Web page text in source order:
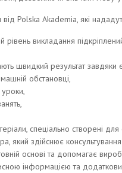
від Polska Akademia, які
рівень викладання
швидкий результат завдяки
обстановці,
спеціально створені
який здійснює
основі та допомагає
інформацією та